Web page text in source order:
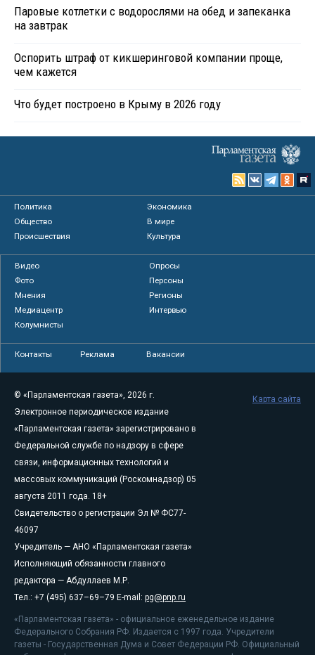
Паровые котлетки с водорослями на обед и запеканка
на завтрак
Оспорить штраф от кикшеринговой компании проще,
чем кажется
Что будет построено в Крыму в 2026 году
Политика
Экономика
Общество
В мире
Происшествия
Культура
Видео
Опросы
Фото
Персоны
Мнения
Регионы
Медиацентр
Интервью
Колумнисты
Контакты Реклама Вакансии
© «Парламентская газета», 2026 г.
Электронное периодическое издание
«Парламентская газета» зарегистрировано в
Федеральной службе по надзору в сфере
связи, информационных технологий и
массовых коммуникаций (Роскомнадзор) 05
августа 2011 года. 18+
Свидетельство о регистрации Эл № ФС77-
46097
Учредитель — АНО «Парламентская газета»
Исполняющий обязанности главного
редактора — Абдуллаев М.Р.
Тел.: +7 (495) 637–69–79 E-mail: pg@pnp.ru
«Парламентская газета» - официальное еженедельное издание
Федерального Собрания РФ. Издается с 1997 года. Учредители
газеты - Государственная Дума и Совет Федерации РФ. Официальный
Карта сайта